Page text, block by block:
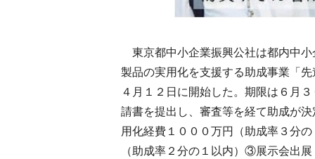
東京都中小企業振興公社は都内中
製品の実用化を支援する助成事業「
４月１２日に開始した。期限は６月
請書を提出し、審査等を経て助成が
用化経費１０００万円（助成率３分
（助成率２分の１以内）③展示会出